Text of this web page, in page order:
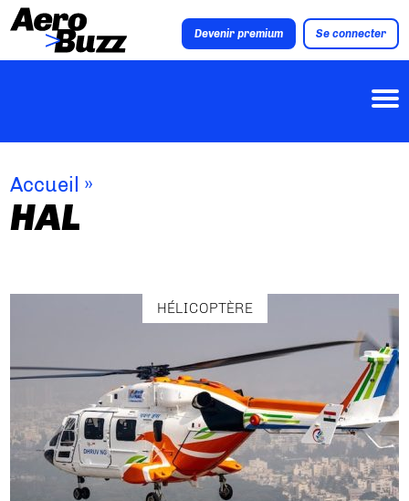
Devenir premium Se connecter
Accueil »
HAL
HÉLICOPTÈRE